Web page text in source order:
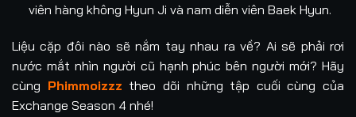
viên hàng không Hyun Ji và nam diễn viên Baek Hyun.
Liệu cặp đôi nào sẽ nắm tay nhau ra về? Ai sẽ phải rơi
nước mắt nhìn người cũ hạnh phúc bên người mới? Hãy
cùng Phimmoizzz theo dõi những tập cuối cùng của
Exchange Season 4 nhé!